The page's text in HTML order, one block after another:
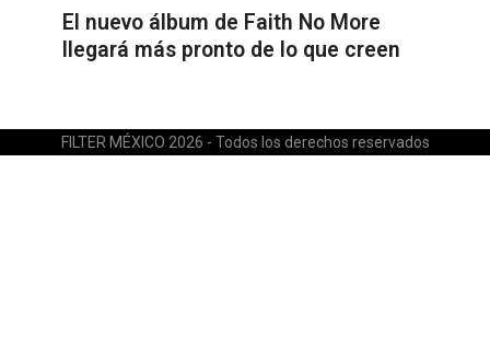
El nuevo álbum de Faith No More
llegará más pronto de lo que creen
FILTER MÉXICO 2026 - Todos los derechos reservados